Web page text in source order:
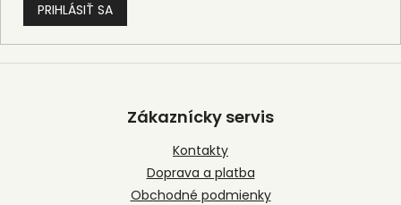
PRIHLÁSIŤ SA
Z
Zákaznícky servis
Kontakty
Doprava a platba
Obchodné podmienky